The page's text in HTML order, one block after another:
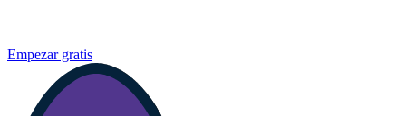
Empezar gratis